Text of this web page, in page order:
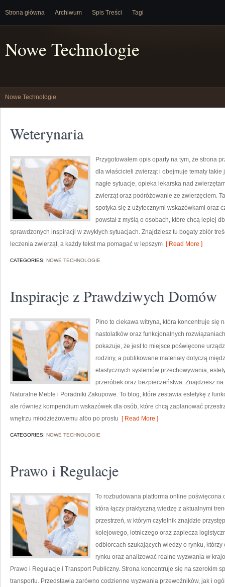
Strona główna Archiwum Spis Treści Tagi
Nowe Technologie
Nowe Technologie
Weterynaria
Przygotowałem opis oparty na tym, że strona
dla właścicieli zwierząt i obejmuje tematy
nagłe sytuacje, opieka lekarska nad
zwierząt oraz podróżowanie ze zwierzęciem.
spotyka się z użytecznymi wskazówkami oraz
powstał z myślą o osobach, które chcą lepiej
sprawdzonych inspiracji w zwykłych sytuacjach. Znajdziesz tu bogaty zbiór
leczenia zwierząt, a każdy tekst ma pomagać w lepszym [ Read More ]
CATEGORIES: NOWE TECHNOLOGIE
Inspiracje z Prawdziwych Domów
Pino to ciekawa witryna, która koncentruje się
nastolatków oraz funkcjonalnych
pokazuje, że jest to miejsce poświęcone
rodziny, a publikowane materiały dotyczą
elastycznych systemów przechowywania,
przeróbek oraz bezpieczeństwa. Znajdziesz
Naturalne Meble i Poradniki Zakupowe. To blog, które zestawia estetykę z
ale również kompendium wskazówek dla osób, które chcą zaplanować
wnętrzu młodzieżowemu albo po prostu [ Read More ]
CATEGORIES: NOWE TECHNOLOGIE
Prawo i Regulacje
To rozbudowana platforma online
która łączy praktyczną wiedzę z aktualnymi
przestrzeń, w którym czytelnik znajdzie
kolejowego, lotniczego oraz zaplecza
odbiorcach szukających wiedzy o rynku,
rynku oraz analizować realne wyzwania w
Prawo i Regulacje i Transport Publiczny. Strona koncentruje się na szerokim
transportu. Przedstawia zarówno codzienne wyzwania przewoźników, jak i